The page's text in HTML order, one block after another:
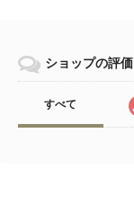
ショップの評価
すべて